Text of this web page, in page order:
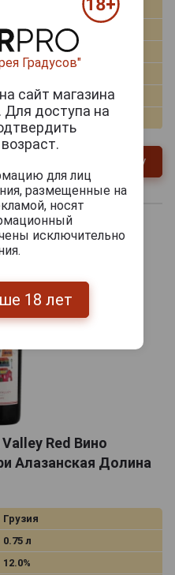
Белое полусладкое
Ркацители, Мцване
Алазанская долина
Кахетия
312475
Только самовывоз
В заявку
Red Вино
Алазанская Долина
Грузия
0.75 л
12.0%
Градусов"
сайт магазина
Для доступа на
для лиц
размещенные на
носят
исключительно
18 лет